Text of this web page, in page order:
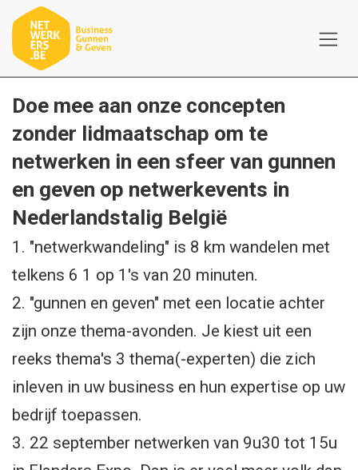
Overslaan naar inhoud
Doe mee aan onze concepten
zonder lidmaatschap om te
netwerken in een sfeer van gunnen
en geven op netwerkevents in
Nederlandstalig België
1. "netwerkwandeling" is 8 km wandelen met
telkens 6 1 op 1's van 20 minuten.
2. "gunnen en geven" met een locatie achter
zijn onze thema-avonden. Je kiest uit een
reeks thema's 3 thema(-experten) die zich
inleven in uw business en hun expertise op uw
bedrijf toepassen.
3. 22 september netwerken van 9u30 tot 15u